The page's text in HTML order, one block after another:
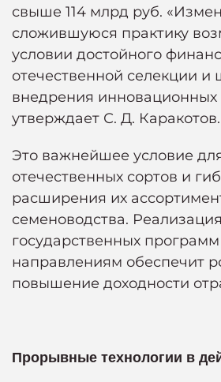
свыше 114 млрд руб.
сложившуюся практику
условии достойного
отечественной селекции и
внедрения инновационных
утверждает С. Д. Каракотов.
Это важнейшее условие
отечественных сортов и
расширения их
семеноводства. Реализация
государственных
направлениям обеспечит
повышение доходности
Прорывные технологии в